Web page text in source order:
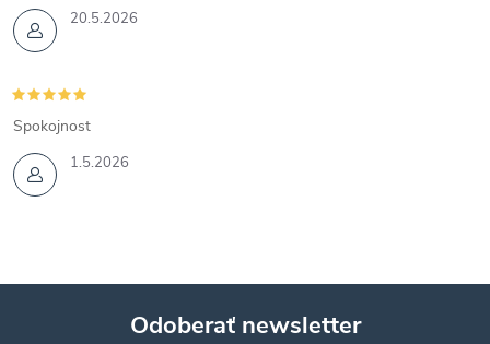
20.5.2026
1.5.2026
Spokojnost
Odoberať newsletter